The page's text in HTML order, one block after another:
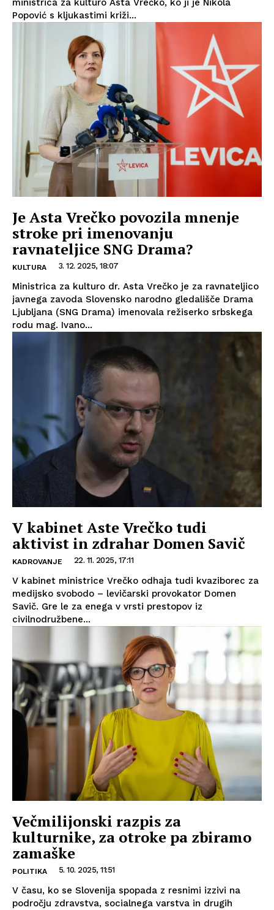
Popović s kljukastimi križi...
Je Asta Vrečko povozila mnenje
stroke pri imenovanju
ravnateljice SNG Drama?
KULTURA 3. 12. 2025, 18:07
Ministrica za kulturo dr. Asta Vrečko je za ravnateljico
javnega zavoda Slovensko narodno gledališče Drama
Ljubljana (SNG Drama) imenovala režiserko srbskega
rodu mag. Ivano...
V kabinet Aste Vrečko tudi
aktivist in zdrahar Domen Savič
KADROVANJE 22. 11. 2025, 17:11
V kabinet ministrice Vrečko odhaja tudi kvaziborec za
medijsko svobodo – levičarski provokator Domen
Savič. Gre le za enega v vrsti prestopov iz
civilnodružbene...
Večmilijonski razpis za
kulturnike, za otroke pa zbiramo
zamaške
POLITIKA 5. 10. 2025, 11:51
V času, ko se Slovenija spopada z resnimi izzivi na
področju zdravstva, socialnega varstva in drugih